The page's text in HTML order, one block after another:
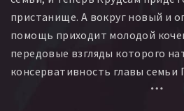
пристанище. А вокруг новый и
помощь приходит молодой
передовые взгляды которого
консервативность главы семьи
вместе они смогут выжить и